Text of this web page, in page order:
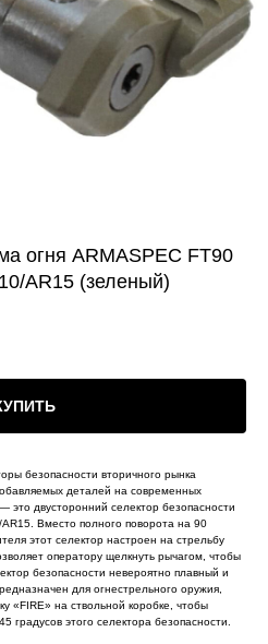
огня ARMASPEC FT90
AR15 (зеленый)
безопасности вторичного рынка
деталей на современных
это двусторонний селектор безопасности
Вместо полного поворота на 90
этот селектор настроен на стрельбу
оператору щелкнуть рычагом, чтобы
безопасности невероятно плавный и
для огнестрельного оружия,
«FIRE» на ствольной коробке, чтобы
градусов этого селектора безопасности.